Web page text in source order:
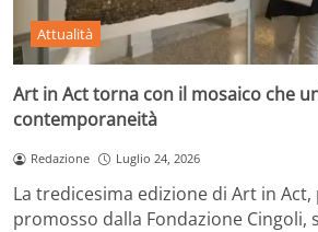
Attualità
Art in Act torna con il mosaico che
contemporaneità
Redazione Luglio 24, 2026
La tredicesima edizione di Art in
promosso dalla Fondazione Cingoli,